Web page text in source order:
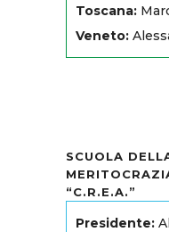
Toscana:
Veneto:
SCUOLA
“C.R.E.A.”
Presidente: